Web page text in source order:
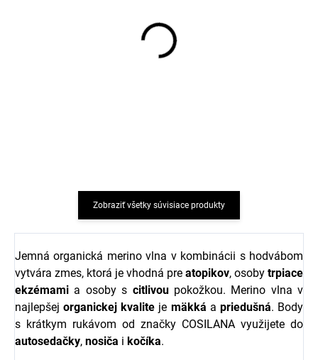
Zobraziť všetky súvisiace produkty
Jemná organická merino vlna v kombinácii s hodvábom
vytvára zmes, ktorá je vhodná pre atopikov, osoby trpiace
ekzémami a osoby s citlivoupokožkou. Merino vlna v
najlepšejorganickej kvalite je mäkká a priedušná. Body
s krátkym rukávom od značky COSILANA využijete do
autosedačky, nosiča i kočíka.